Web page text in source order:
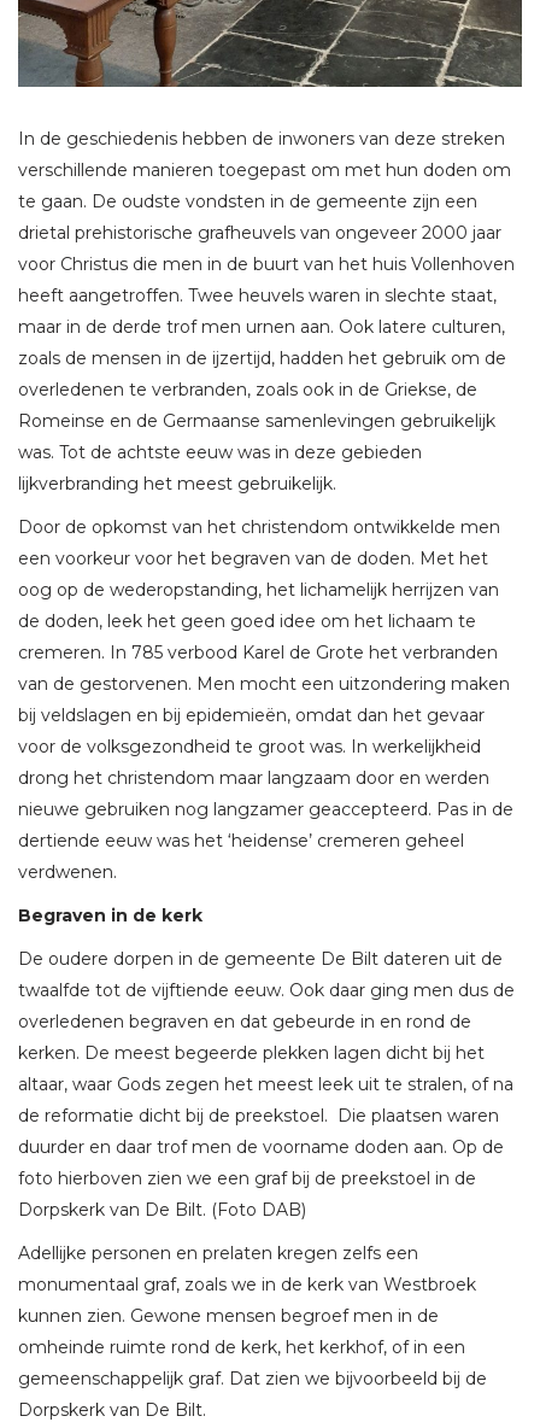
In de geschiedenis hebben de inwoners van deze streken
verschillende manieren toegepast om met hun doden om
te gaan. De oudste vondsten in de gemeente zijn een
drietal prehistorische grafheuvels van ongeveer 2000 jaar
voor Christus die men in de buurt van het huis Vollenhoven
heeft aangetroffen. Twee heuvels waren in slechte staat,
maar in de derde trof men urnen aan. Ook latere culturen,
zoals de mensen in de ijzertijd, hadden het gebruik om de
overledenen te verbranden, zoals ook in de Griekse, de
Romeinse en de Germaanse samenlevingen gebruikelijk
was. Tot de achtste eeuw was in deze gebieden
lijkverbranding het meest gebruikelijk.
Door de opkomst van het christendom ontwikkelde men
een voorkeur voor het begraven van de doden. Met het
oog op de wederopstanding, het lichamelijk herrijzen van
de doden, leek het geen goed idee om het lichaam te
cremeren. In 785 verbood Karel de Grote het verbranden
van de gestorvenen. Men mocht een uitzondering maken
bij veldslagen en bij epidemieën, omdat dan het gevaar
voor de volksgezondheid te groot was. In werkelijkheid
drong het christendom maar langzaam door en werden
nieuwe gebruiken nog langzamer geaccepteerd. Pas in de
dertiende eeuw was het ‘heidense’ cremeren geheel
verdwenen.
Begraven in de kerk
De oudere dorpen in de gemeente De Bilt dateren uit de
twaalfde tot de vijftiende eeuw. Ook daar ging men dus de
overledenen begraven en dat gebeurde in en rond de
kerken. De meest begeerde plekken lagen dicht bij het
altaar, waar Gods zegen het meest leek uit te stralen, of na
de reformatie dicht bij de preekstoel. Die plaatsen waren
duurder en daar trof men de voorname doden aan. Op de
foto hierboven zien we een graf bij de preekstoel in de
Dorpskerk van De Bilt. (Foto DAB)
Adellijke personen en prelaten kregen zelfs een
monumentaal graf, zoals we in de kerk van Westbroek
kunnen zien. Gewone mensen begroef men in de
omheinde ruimte rond de kerk, het kerkhof, of in een
gemeenschappelijk graf. Dat zien we bijvoorbeeld bij de
Dorpskerk van De Bilt.